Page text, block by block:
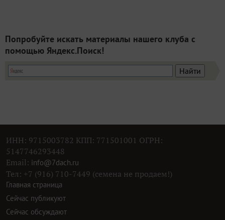
Попробуйте искать материалы нашего клуба с
помощью Яндекс.Поиск!
ИНН: 9715003782 КПП: 771501001 ОГРН:
5147746293448
Email: info@7dach.ru
Тел: +7 (916) 710-7449 (семена не продаем!)
Главная страница
Сейчас публикуют
Сейчас обсуждают